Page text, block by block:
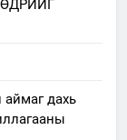
дахь